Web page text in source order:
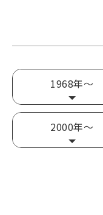
1968年～
2000年～